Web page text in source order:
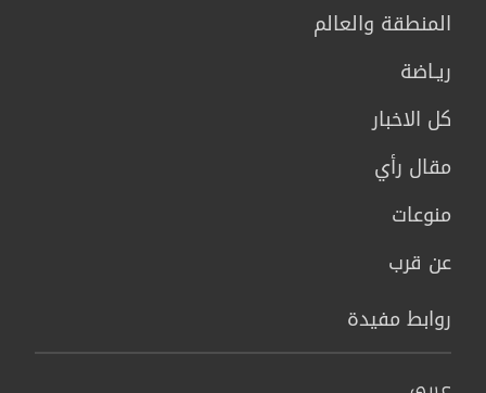
المنطقة والعالم
ريـاضة
كل الاخبار
مقال رأي
منوعات
عن قرب
روابط مفيدة